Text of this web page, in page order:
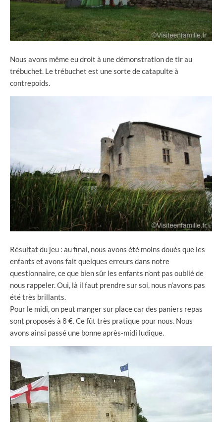
Nous avons même eu droit à une démonstration de tir au
trébuchet. Le trébuchet est une sorte de catapulte à
contrepoids.
Résultat du jeu : au final, nous avons été moins doués que les
enfants et avons fait quelques erreurs dans notre
questionnaire, ce que bien sûr les enfants n’ont pas oublié de
nous rappeler. Oui, là il faut prendre sur soi, nous n’avons pas
été très brillants.
Pour le midi, on peut manger sur place car des paniers repas
sont proposés à 8 €. Ce fût très pratique pour nous. Nous
avons ainsi passé une bonne après-midi ludique.